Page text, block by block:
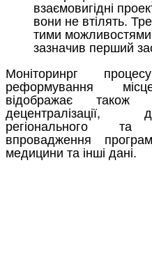
взаємовигідні
вони не втілять.
тими
зазначив перший
Моніторинрг
реформування
відображає також
децентралізації,
регіонального та
впровадження
медицини та інші дані.